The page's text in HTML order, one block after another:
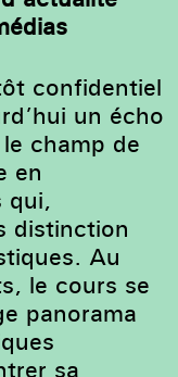
confidentiel
un écho
champ de
en
qui,
distinction
Au
le cours se
panorama
sa